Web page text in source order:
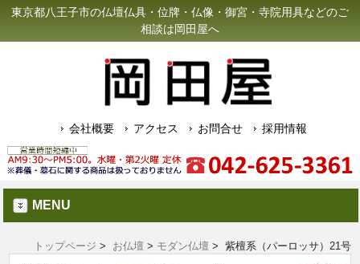
東京都八王子市の仏壇仏具・位牌・仏像・御宮・寺院用具などのご
相談は岡田屋へ
会社概要 アクセス お問合せ 採用情報
MENU
トップページ > お仏壇 > モダン仏壇 > 紫檀系（パーロッサ）21号